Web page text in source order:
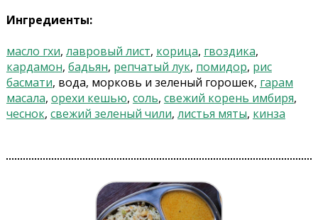
Ингредиенты:
масло гхи, лавровый лист, корица, гвоздика,
кардамон, бадьян, репчатый лук, помидор, рис
басмати, вода, морковь и зеленый горошек, гарам
масала, орехи кешью, соль, свежий корень имбиря,
чеснок, свежий зеленый чили, листья мяты, кинза